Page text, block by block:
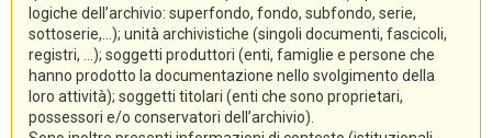
logiche dell’archivio: superfondo, fondo, subfondo, serie,
sottoserie,...); unità archivistiche (singoli documenti, fascicoli,
registri, ...); soggetti produttori (enti, famiglie e persone che
hanno prodotto la documentazione nello svolgimento della
loro attività); soggetti titolari (enti che sono proprietari,
possessori e/o conservatori dell’archivio).